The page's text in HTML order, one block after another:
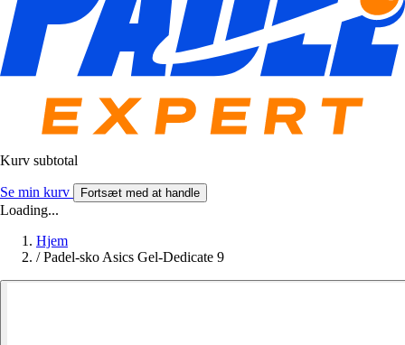
Kurv subtotal
Se min kurv Fortsæt med at handle
Loading...
Hjem
/ Padel-sko Asics Gel-Dedicate 9